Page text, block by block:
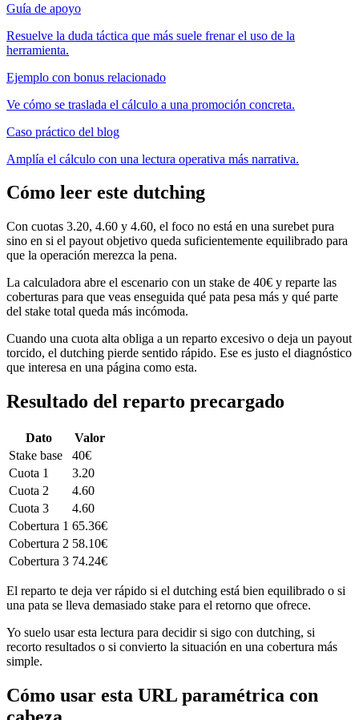
Guía de apoyo
Resuelve la duda táctica que más suele frenar el uso de la
herramienta.
Ejemplo con bonus relacionado
Ve cómo se traslada el cálculo a una promoción concreta.
Caso práctico del blog
Amplía el cálculo con una lectura operativa más narrativa.
Cómo leer este dutching
Con cuotas 3.20, 4.60 y 4.60, el foco no está en una surebet pura
sino en si el payout objetivo queda suficientemente equilibrado para
que la operación merezca la pena.
La calculadora abre el escenario con un stake de 40€ y reparte las
coberturas para que veas enseguida qué pata pesa más y qué parte
del stake total queda más incómoda.
Cuando una cuota alta obliga a un reparto excesivo o deja un payout
torcido, el dutching pierde sentido rápido. Ese es justo el diagnóstico
que interesa en una página como esta.
Resultado del reparto precargado
Dato
Valor
Stake base
40€
Cuota 1
3.20
Cuota 2
4.60
Cuota 3
4.60
Cobertura 1 65.36€
Cobertura 2 58.10€
Cobertura 3 74.24€
El reparto te deja ver rápido si el dutching está bien equilibrado o si
una pata se lleva demasiado stake para el retorno que ofrece.
Yo suelo usar esta lectura para decidir si sigo con dutching, si
recorto resultados o si convierto la situación en una cobertura más
simple.
Cómo usar esta URL paramétrica con